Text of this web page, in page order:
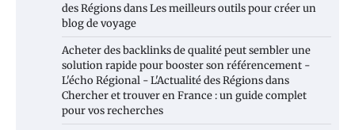
des RégionsdansLes meilleurs outils pour créer un
blog de voyage
Acheter des backlinks de qualité peut sembler une
solution rapide pour booster son référencement -
L'écho Régional - L'Actualité des Régionsdans
Chercher et trouver en France : un guide complet
pour vos recherches